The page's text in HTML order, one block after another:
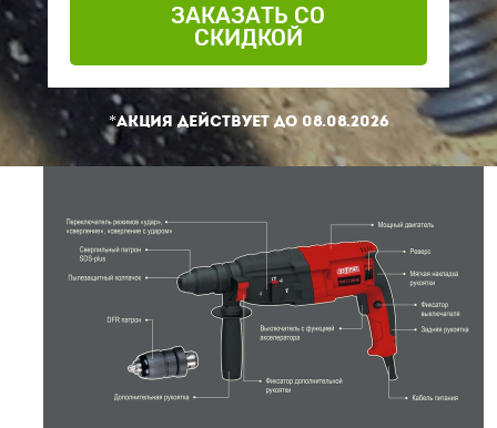
ЗАКАЗАТЬ СО
СКИДКОЙ
*Акция действует до 08.08.2026